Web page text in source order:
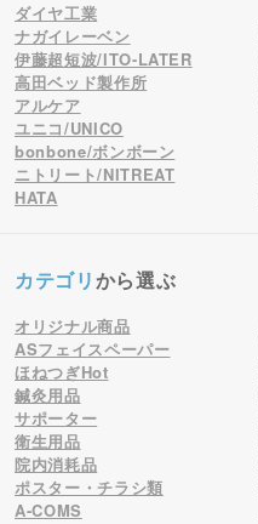
ダイヤ工業
ナガイレーベン
伊藤超短波/ITO-LATER
高田ベッド製作所
アルケア
ユニコ/UNICO
bonbone/ボンボーン
ニトリート/NITREAT
HATA
カテゴリから選ぶ
オリジナル商品
ASフェイスペーパー
ほねつぎHot
鍼灸用品
サポーター
衛生用品
院内消耗品
ポスター・チラシ類
A-COMS